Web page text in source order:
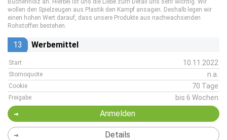
Buchenholz an. Hierbei ist uns die Liebe zum Detail uns sehr wichtig. Wir
wollen den Spielzeugen aus Plastik den Kampf ansagen. Deshalb legen wir
einen hohen Wert darauf, dass unsere Produkte aus nachwachsenden
Rohstoffen bestehen.
13 Werbemittel
Start 10.11.2022
Stornoquote n.a.
Cookie 70 Tage
Freigabe bis 6 Wochen
Anmelden
Details